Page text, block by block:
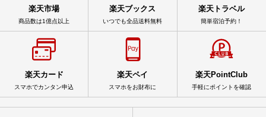
楽天市場
商品数は1億点以上
楽天ブックス
いつでも全品送料無料
楽天トラベル
簡単宿泊予約！
楽天カード
スマホでカンタン申込
楽天ペイ
スマホをお財布に
楽天PointClub
手軽にポイントを確認